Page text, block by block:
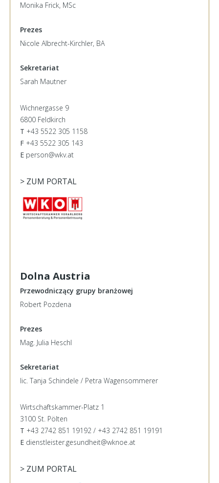
Monika Frick, MSc
Prezes
Nicole Albrecht-Kirchler, BA
Sekretariat
Sarah Mautner
Wichnergasse 9
6800 Feldkirch
T +43 5522 305 1158
F +43 5522 305 143
E person@wkv.at
> ZUM PORTAL
Dolna Austria
Przewodniczący grupy branżowej
Robert Pozdena
Prezes
Mag. Julia Heschl
Sekretariat
lic. Tanja Schindele / Petra Wagensommerer
Wirtschaftskammer-Platz 1
3100 St. Pölten
T +43 2742 851 19192 / +43 2742 851 19191
E dienstleister.gesundheit@wknoe.at
> ZUM PORTAL